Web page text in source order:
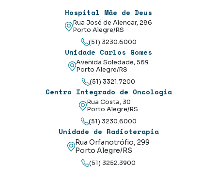
Hospital Mãe de Deus
Rua José de Alencar, 286
Porto Alegre/RS
(51) 3230.6000
Unidade Carlos Gomes
Avenida Soledade, 569
Porto Alegre/RS
(51) 3321.7200
Centro Integrado de Oncologia
Rua Costa, 30
Porto Alegre/RS
(51) 3230.6000
Unidade de Radioterapia
Rua Orfanotrófio, 299
Porto Alegre/RS
(51) 3252.3900